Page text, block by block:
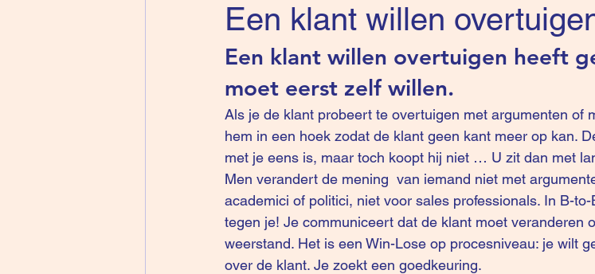
Een klant willen
Een klant willen overtuigen heeft
moet eerst zelf willen.
Als je de klant probeert te overtuigen met argumenten of
hem in een hoek zodat de klant geen kant meer op kan.
met je eens is, maar toch koopt hij niet … U zit dan met
Men verandert de mening  van iemand niet met
academici of politici, niet voor sales professionals. In B-
tegen je! Je communiceert dat de klant moet veranderen
weerstand. Het is een Win-Lose op procesniveau: je wilt
over de klant. Je zoekt een goedkeuring.